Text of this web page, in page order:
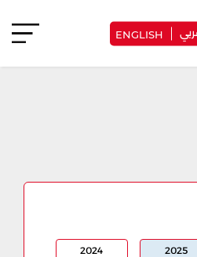
ENGLISH
2025
2024